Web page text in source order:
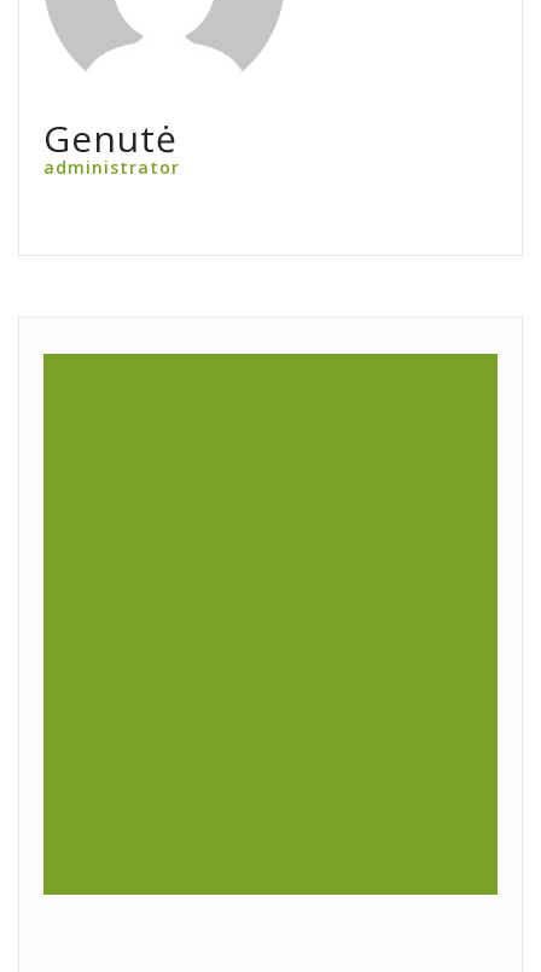
Genutė
administrator